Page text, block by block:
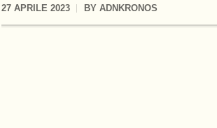
27 APRILE 2023 BY ADNKRONOS